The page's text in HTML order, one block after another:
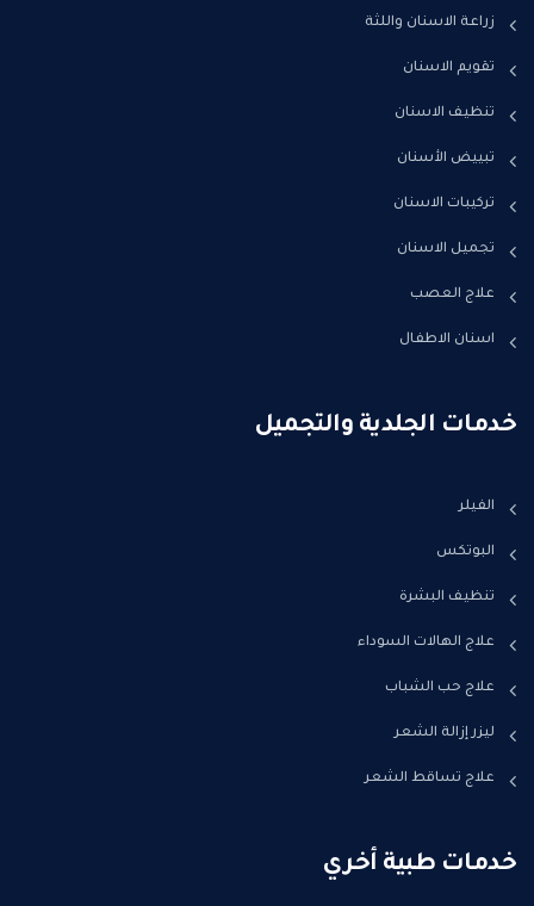
زراعة الاسنان واللثة
تقويم الاسنان
تنظيف الاسنان
تبييض الأسنان
تركيبات الاسنان
تجميل الاسنان
علاج العصب
اسنان الاطفال
خدمات الجلدية والتجميل
الفيلر
البوتكس
تنظيف البشرة
علاج الهالات السوداء
علاج حب الشباب
ليزر إزالة الشعر
علاج تساقط الشعر
خدمات طبية أخري